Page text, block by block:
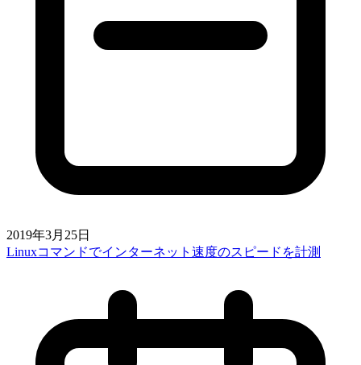
2019年3月25日
Linuxコマンドでインターネット速度のスピードを計測